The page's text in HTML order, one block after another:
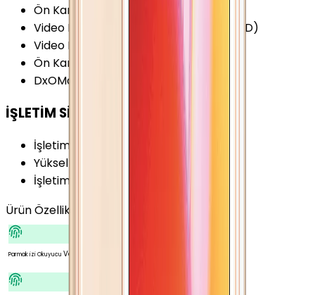
Ön Kamera Özellikleri
Video Kayıt Çözünürlüğü
1080p (Full HD)
Video FPS Değeri
Ön Kamera FPS Değeri
DxOMark Camera (v3)
İŞLETİM SİSTEMİ
İşletim Sistemi
Yükseltilebilir Versiyon
İşletim Sistemi Versiyonu
Ürün Özellikleri
Parmak izi Okuyucu Var